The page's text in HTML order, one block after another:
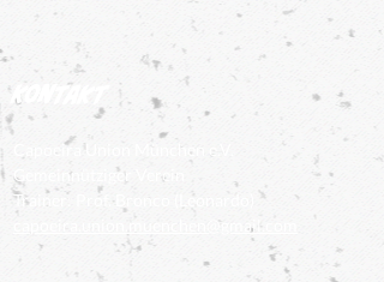
Kontakt
Capoeira Union München e.V.
Gemeinnütziger Verein
Trainer: Prof. Bronco (Leonardo)
capoeira.union.muenchen@gmail.com